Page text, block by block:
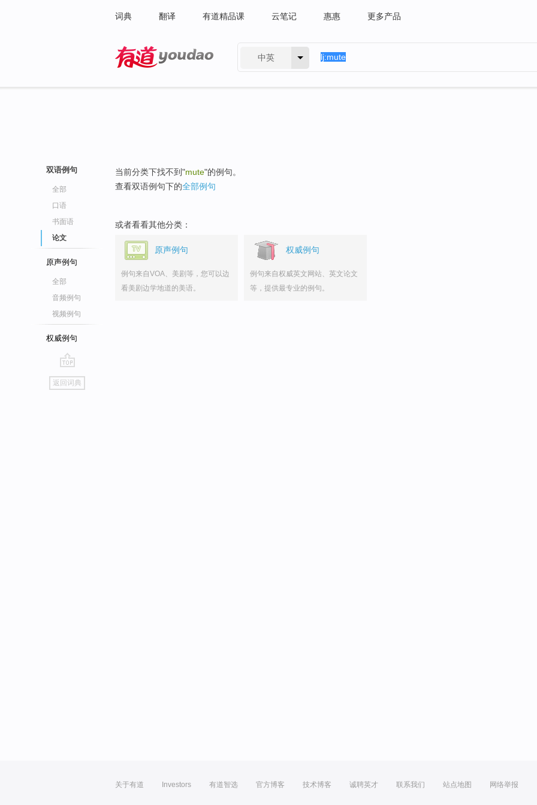
词典 翻译 有道精品课 云笔记 惠惠 更多产品
中英
双语例句
全部
口语
书面语
论文
原声例句
全部
音频例句
视频例句
权威例句
go
top
返回词典
当前分类下找不到"mute"的例句。
查看双语例句下的全部例句
或者看看其他分类：
原声例句
例句来自VOA、美剧等，您可以边
看美剧边学地道的美语。
权威例句
例句来自权威英文网站、英文论文
等，提供最专业的例句。
关于有道 Investors 有道智选 官方博客 技术博客 诚聘英才 联系我们 站点地图 网络举报